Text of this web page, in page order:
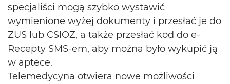
specjaliści mogą szybko wystawić
wymienione wyżej dokumenty i przesłać je do
ZUS lub CSIOZ, a także przesłać kod do e-
Recepty SMS-em, aby można było wykupić ją
w aptece.
Telemedycyna otwiera nowe możliwości